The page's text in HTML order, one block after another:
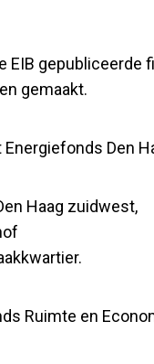
EIB
gemaakt.
Den
Haag zuidwest,
Ruimte en